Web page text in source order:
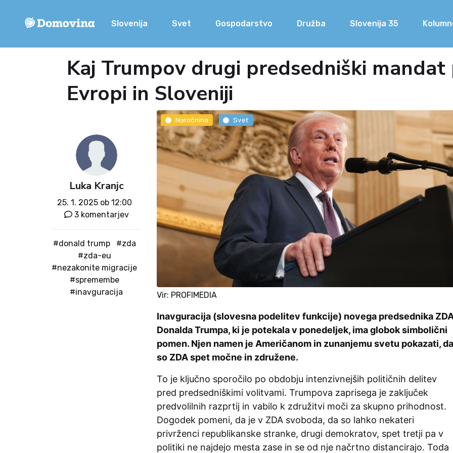
Slovenija Svet Gospodarstvo Družba Slovenija 35
Kaj Trumpov drugi predsedniški mandat
Evropi in Sloveniji
Luka Kranjc
25. 1. 2025 ob 12:00
3 komentarjev
#donald trump
#zda
#zda-eu
#nezakonite migracije
#spremembe
#inavguracija
Vir: PROFIMEDIA
Naročnina Svet
Inavguracija (slovesna podelitev funkcije) novega predsednika
Donalda Trumpa, ki je potekala v ponedeljek, ima globok simbolični
pomen. Njen namen je Američanom in zunanjemu svetu pokazati, da
so ZDA spet močne in združene.
To je ključno sporočilo po obdobju intenzivnejših političnih delitev
pred predsedniškimi volitvami. Trumpova zaprisega je zaključek
predvolilnih razprtij in vabilo k združitvi moči za skupno prihodnost.
Dogodek pomeni, da je v ZDA svoboda, da so lahko nekateri
privrženci republikanske stranke, drugi demokratov, spet tretji pa v
politiki ne najdejo mesta zase in se od nje načrtno distancirajo. Toda